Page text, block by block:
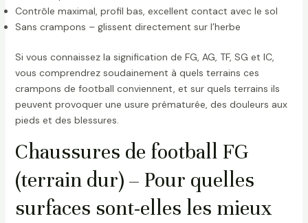
Contrôle maximal, profil bas, excellent contact avec le sol
Sans crampons – glissent directement sur l’herbe
Si vous connaissez la signification de FG, AG, TF, SG et IC,
vous comprendrez soudainement à quels terrains ces
crampons de football conviennent, et sur quels terrains ils
peuvent provoquer une usure prématurée, des douleurs aux
pieds et des blessures.
Chaussures de football FG
(terrain dur) – Pour quelles
surfaces sont-elles les mieux